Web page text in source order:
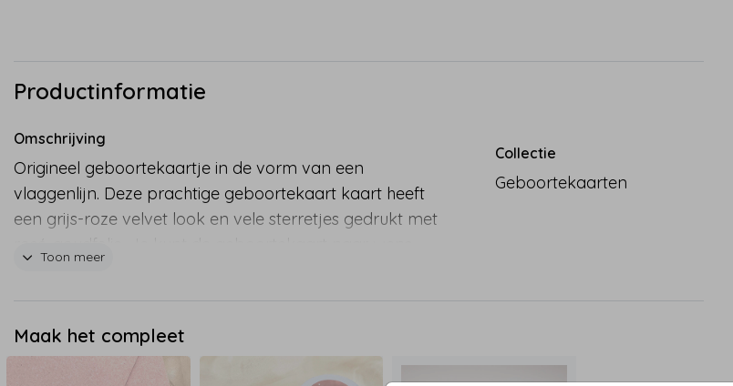
Productinformatie
Omschrijving
Origineel geboortekaartje in de vorm van een
vlaggenlijn. Deze prachtige geboortekaart kaart heeft
een grijs-roze velvet look en vele sterretjes gedrukt met
van jouw geboortekaartje kun je aanvinken welke van
deze producten je bij jouw kaartje wenst. Je dient de
Toon meer
Collectie
Geboortekaarten
Maak het compleet